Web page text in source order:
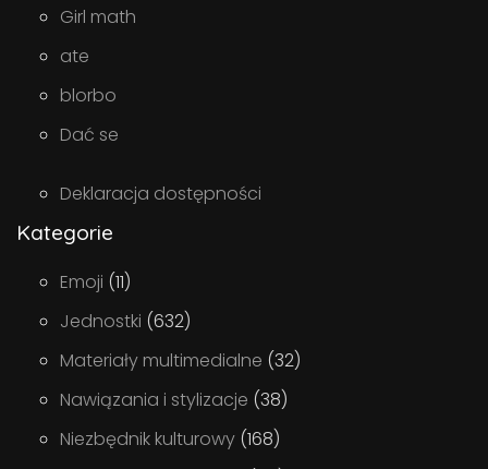
Girl math
ate
blorbo
Dać se
Deklaracja dostępności
Kategorie
Emoji (11)
Jednostki (632)
Materiały multimedialne (32)
Nawiązania i stylizacje (38)
Niezbędnik kulturowy (168)